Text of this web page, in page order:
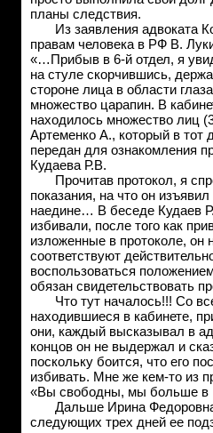
планы следствия.
Из заявления адвоката
правам человека в РФ В.
«…Прибыв в 6-й отдел, я
на стуле скорчившись,
стороне лица в области
множество царапин. В
находилось множество лиц
Артеменко А., который в
передан для ознакомления
Кудаева Р.В.
Прочитав протокол, я
показания, на что он
наедине… В беседе Кудаев
избивали, после того как
изложенные в протоколе, он
соответствуют
воспользоваться
обязан свидетельствовать
Что тут началось!!! Со
находившиеся в кабинете,
они, каждый высказывал в
концов он не выдержал и
поскольку боится, что его
избивать. Мне же кем-то из
«Вы свободны, мы больше в
Дальше Ирина Федоровна
следующих трех дней ее